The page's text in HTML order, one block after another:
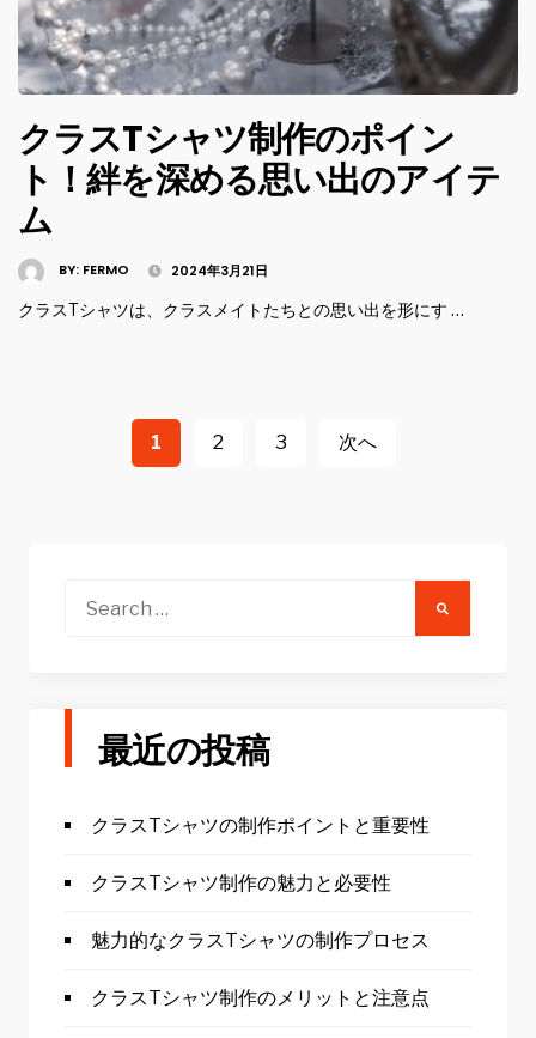
クラスTシャツ制作のポイン
ト！絆を深める思い出のアイテ
ム
BY: FERMO 2024年3月21日
クラスTシャツは、クラスメイトたちとの思い出を形にす …
1 2 3 次へ
Search
最近の投稿
クラスTシャツの制作ポイントと重要性
クラスTシャツ制作の魅力と必要性
魅力的なクラスTシャツの制作プロセス
クラスTシャツ制作のメリットと注意点